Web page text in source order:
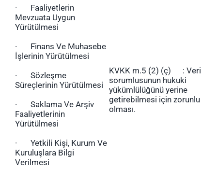
· Faaliyetlerin
Mevzuata Uygun
Yürütülmesi
· Finans Ve Muhasebe
İşlerinin Yürütülmesi
· Sözleşme
Süreçlerinin Yürütülmesi
· Saklama Ve Arşiv
Faaliyetlerinin
Yürütülmesi
· Yetkili Kişi, Kurum Ve
Kuruluşlara Bilgi
Verilmesi
KVKK m.5 (2) (ç) : Veri
sorumlusunun hukuki
yükümlülüğünü yerine
getirebilmesi için zorunlu
olması.